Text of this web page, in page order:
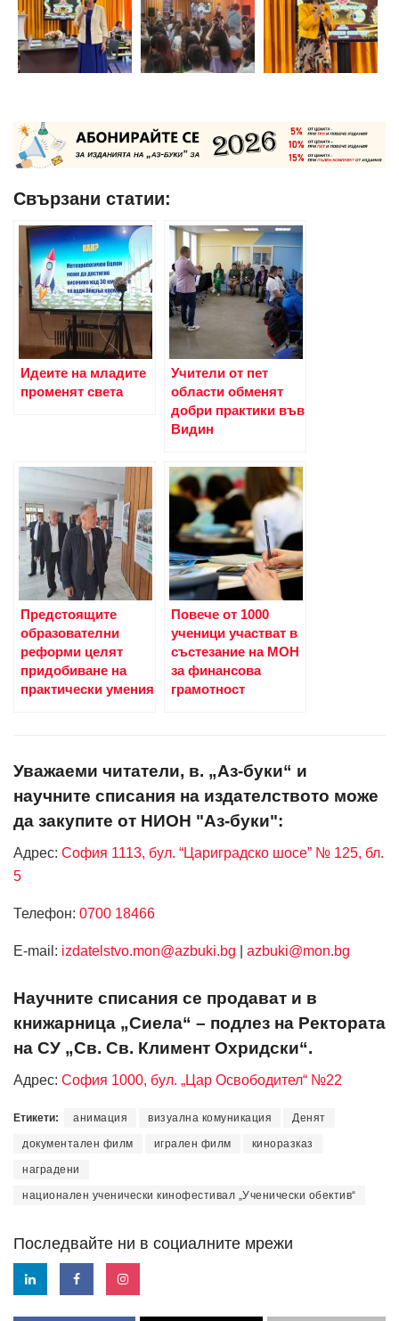
Свързани статии:
Идеите на младите
променят света
Учители от пет
области обменят
добри практики във
Видин
Предстоящите
образователни
реформи целят
придобиване на
практически умения
Повече от 1000
ученици участват в
състезание на МОН
за финансова
грамотност
Уважаеми читатели, в. „Аз-буки“ и
научните списания на издателството може
да закупите от НИОН "Аз-буки":
Адрес: София 1113, бул. “Цариградско шосе” № 125, бл.
5
Телефон: 0700 18466
Е-mail: izdatelstvo.mon@azbuki.bg azbuki@mon.bg
Научните списания се продават и в
книжарница „Сиела“ – подлез на Ректората
на СУ „Св. Св. Климент Охридски“.
Адрес: София 1000, бул. „Цар Освободител“ №22
Етикети: анимация визуална комуникация Денят
документален филм игрален филм киноразказ
наградени
национален ученически кинофестивал „Ученически обектив“
Последвайте ни в социалните мрежи